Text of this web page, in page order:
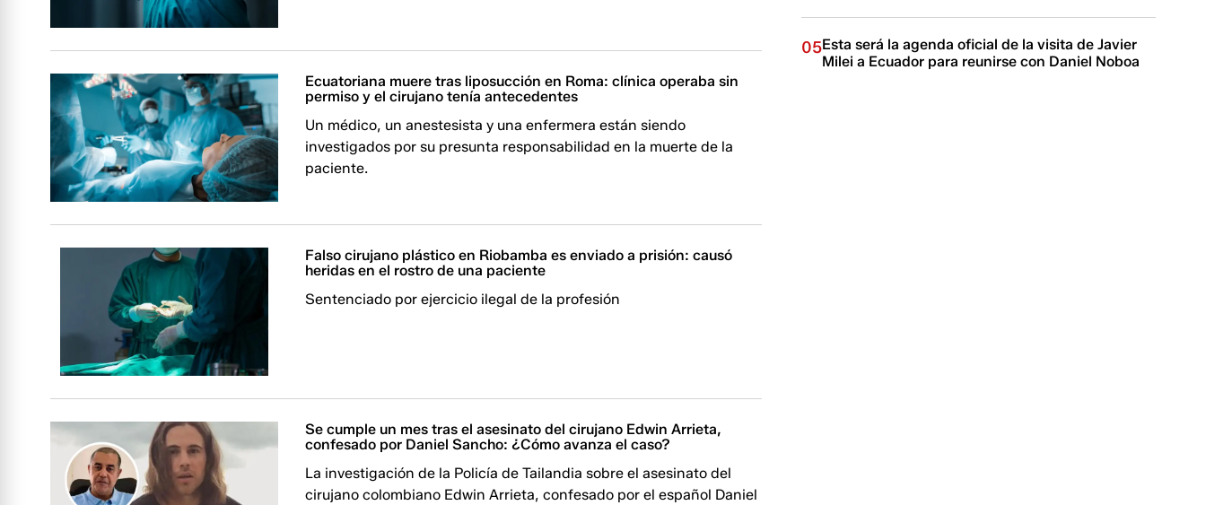
Ecuatoriana muere tras liposucción en Roma: clínica operaba sin
permiso y el cirujano tenía antecedentes
Un médico, un anestesista y una enfermera están siendo
investigados por su presunta responsabilidad en la muerte de la
paciente.
Falso cirujano plástico en Riobamba es enviado a prisión: causó
heridas en el rostro de una paciente
Sentenciado por ejercicio ilegal de la profesión
Se cumple un mes tras el asesinato del cirujano Edwin Arrieta,
confesado por Daniel Sancho: ¿Cómo avanza el caso?
La investigación de la Policía de Tailandia sobre el asesinato del
cirujano colombiano Edwin Arrieta, confesado por el español Daniel
05Esta será la agenda oficial de la visita de Javier
Milei a Ecuador para reunirse con Daniel Noboa